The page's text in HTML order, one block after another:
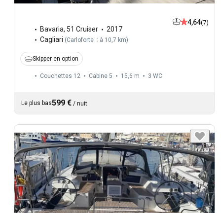
Bavaria, 51 Cruiser
2017
Cagliari (Carloforte : à 10,7 km)
4,64(7)
Skipper en option
Couchettes 12 Cabine 5 15,6 m 3 WC
Le plus bas599 € / nuit